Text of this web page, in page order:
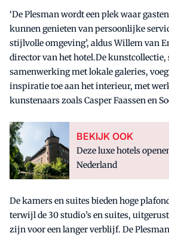
‘De Plesman wordt een plek waar
kunnen genieten van persoonlijke
stijlvolle omgeving’, aldus Willem van
director van het hotel.De kunstcollectie,
samenwerking met lokale galeries,
inspiratie toe aan het interieur, met
kunstenaars zoals Casper Faassen en
BEKIJK OOK
Deze luxe hotels
Nederland
De kamers en suites bieden hoge
terwijl de 30 studio’s en suites,
zijn voor een langer verblijf. De